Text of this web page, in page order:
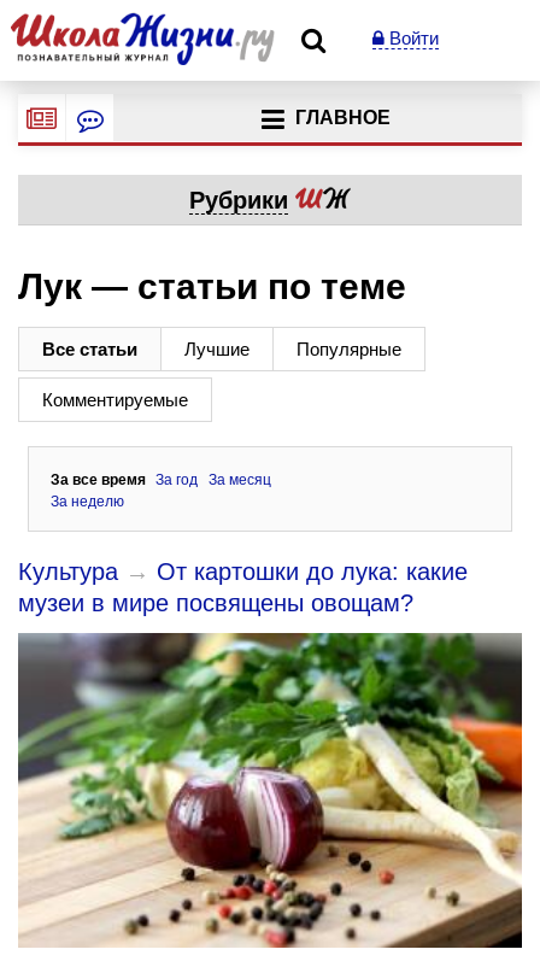
Войти
ГЛАВНОЕ
Рубрики
Лук — статьи по теме
Все статьи Лучшие Популярные
Комментируемые
За все время За год
За месяц
За неделю
Культура → От картошки до лука: какие
музеи в мире посвящены овощам?